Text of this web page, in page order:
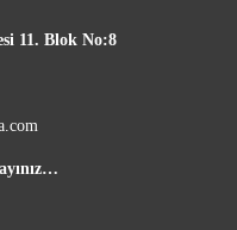
11. Blok No:8